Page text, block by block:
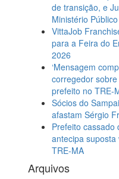
de transição, e
Ministério Público
VittaJob
para a Feira do
2026
‘Mensagem
corregedor
prefeito no TRE-
Sócios do
afastam Sérgio
Prefeito cassado
antecipa
TRE-MA
Arquivos